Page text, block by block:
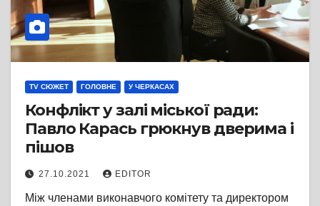
TV СЮЖЕТ ГОЛОВНЕ У ЧЕРКАСАХ
Конфлікт у залі міської ради:
Павло Карась грюкнув дверима і
пішов
27.10.2021 EDITOR
Між членами виконавчого комітету та директором